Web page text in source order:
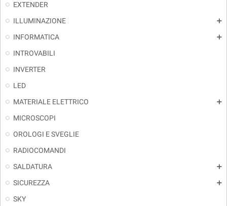
EXTENDER
ILLUMINAZIONE
add
INFORMATICA add
INTROVABILI
INVERTER
LED
MATERIALE ELETTRICO
add
MICROSCOPI
OROLOGI E SVEGLIE
RADIOCOMANDI
SALDATURA
add
SICUREZZA add
SKY